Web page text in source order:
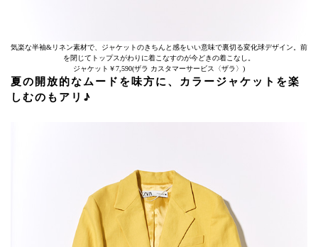
気楽な半袖&リネン素材で、ジャケットのきちんと感をいい意味で裏切る変化球デザイン。前
を閉じてトップスがわりに着こなすのが今どきの着こなし。
ジャケット￥7,590(ザラ カスタマーサービス〈ザラ〉)
夏の開放的なムードを味方に、カラージャケットを楽
しむのもアリ♪